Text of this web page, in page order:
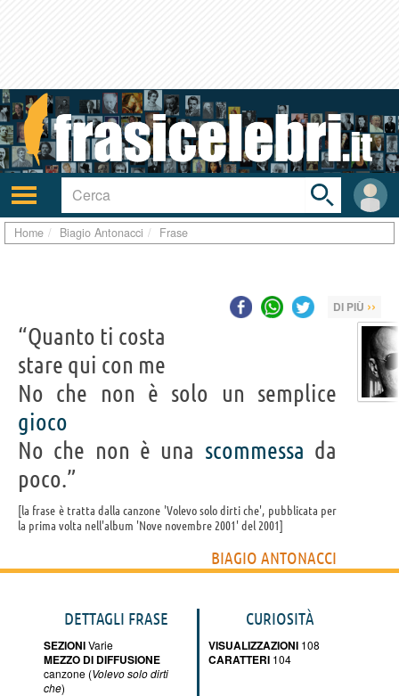
Attiva/disattiva
navigazione
User
area
Toggle
search
bar
Home Biagio Antonacci Frase
DI PIÙ ››
“Quanto ti costa
stare qui con me
No che non è solo un semplice
gioco
No che non è una scommessa da
poco.”
la frase è tratta dalla canzone 'Volevo solo dirti che', pubblicata per
la prima volta nell'album 'Nove novembre 2001' del 2001
BIAGIO ANTONACCI
DETTAGLI FRASE
SEZIONIVarie
MEZZO DI DIFFUSIONE
canzone (Volevo solo dirti
che)
CURIOSITÀ
VISUALIZZAZIONI 108
CARATTERI 104